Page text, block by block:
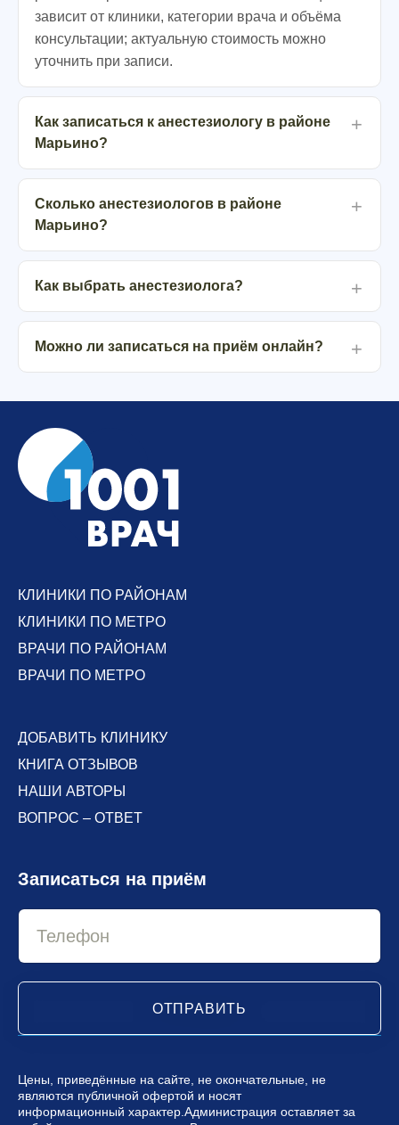
зависит от клиники, категории врача и объёма
консультации; актуальную стоимость можно
уточнить при записи.
Как записаться к анестезиологу в районе
Марьино?
Сколько анестезиологов в районе
Марьино?
Как выбрать анестезиолога?
Можно ли записаться на приём онлайн?
КЛИНИКИ ПО РАЙОНАМ
КЛИНИКИ ПО МЕТРО
ВРАЧИ ПО РАЙОНАМ
ВРАЧИ ПО МЕТРО
ДОБАВИТЬ КЛИНИКУ
КНИГА ОТЗЫВОВ
НАШИ АВТОРЫ
ВОПРОС – ОТВЕТ
Записаться на приём
ОТПРАВИТЬ
Цены, приведённые на сайте, не окончательные, не
являются публичной офертой и носят
информационный характер.Администрация оставляет за